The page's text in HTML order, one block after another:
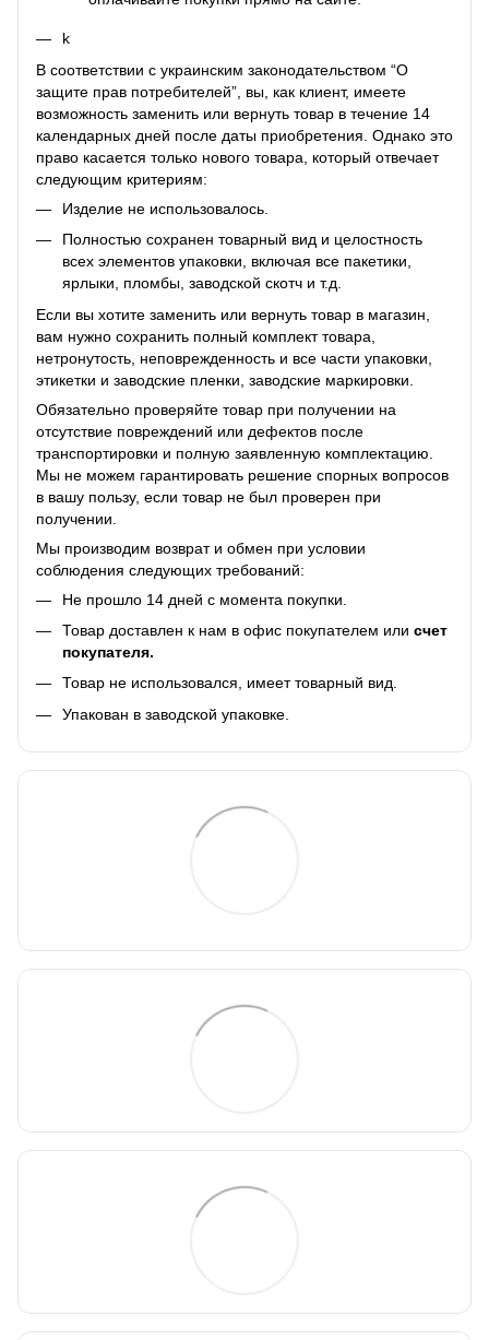
k
В соответствии с украинским законодательством “О
защите прав потребителей”, вы, как клиент, имеете
возможность заменить или вернуть товар в течение 14
календарных дней после даты приобретения. Однако это
право касается только нового товара, который отвечает
следующим критериям:
Изделие не использовалось.
Полностью сохранен товарный вид и целостность
всех элементов упаковки, включая все пакетики,
ярлыки, пломбы, заводской скотч и т.д.
Если вы хотите заменить или вернуть товар в магазин,
вам нужно сохранить полный комплект товара,
нетронутость, неповрежденность и все части упаковки,
этикетки и заводские пленки, заводские маркировки.
Обязательно проверяйте товар при получении на
отсутствие повреждений или дефектов после
транспортировки и полную заявленную комплектацию.
Мы не можем гарантировать решение спорных вопросов
в вашу пользу, если товар не был проверен при
получении.
Мы производим возврат и обмен при условии
соблюдения следующих требований:
Не прошло 14 дней с момента покупки.
Товар доставлен к нам в офис покупателем или счет
покупателя.
Товар не использовался, имеет товарный вид.
Упакован в заводской упаковке.